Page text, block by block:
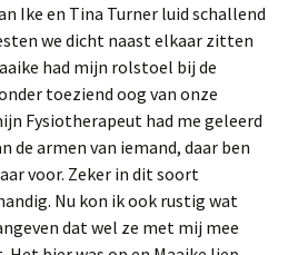
Ike en Tina Turner luid schallend
we dicht naast elkaar zitten
had mijn rolstoel bij de
toeziend oog van onze
Fysiotherapeut had me geleerd
de armen van iemand, daar ben
voor. Zeker in dit soort
Nu kon ik ook rustig wat
dat wel ze met mij mee